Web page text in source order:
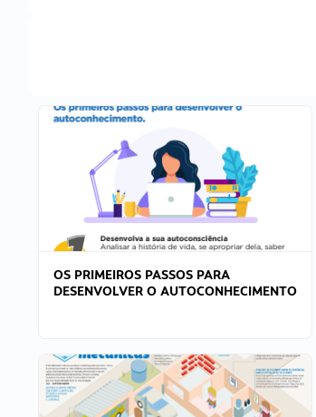
OS PRIMEIROS PASSOS PARA
DESENVOLVER O AUTOCONHECIMENTO